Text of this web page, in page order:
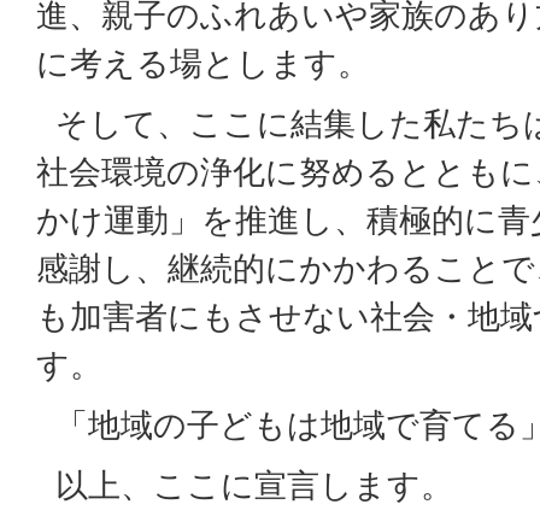
進、親子のふれあいや家族のあ
に考える場とします。
そして、ここに結集した私たち
社会環境の浄化に努めるととも
かけ運動」を推進し、積極的に
感謝し、継続的にかかわること
も加害者にもさせない社会・地
す。
「地域の子どもは地域で育てる
以上、ここに宣言します。